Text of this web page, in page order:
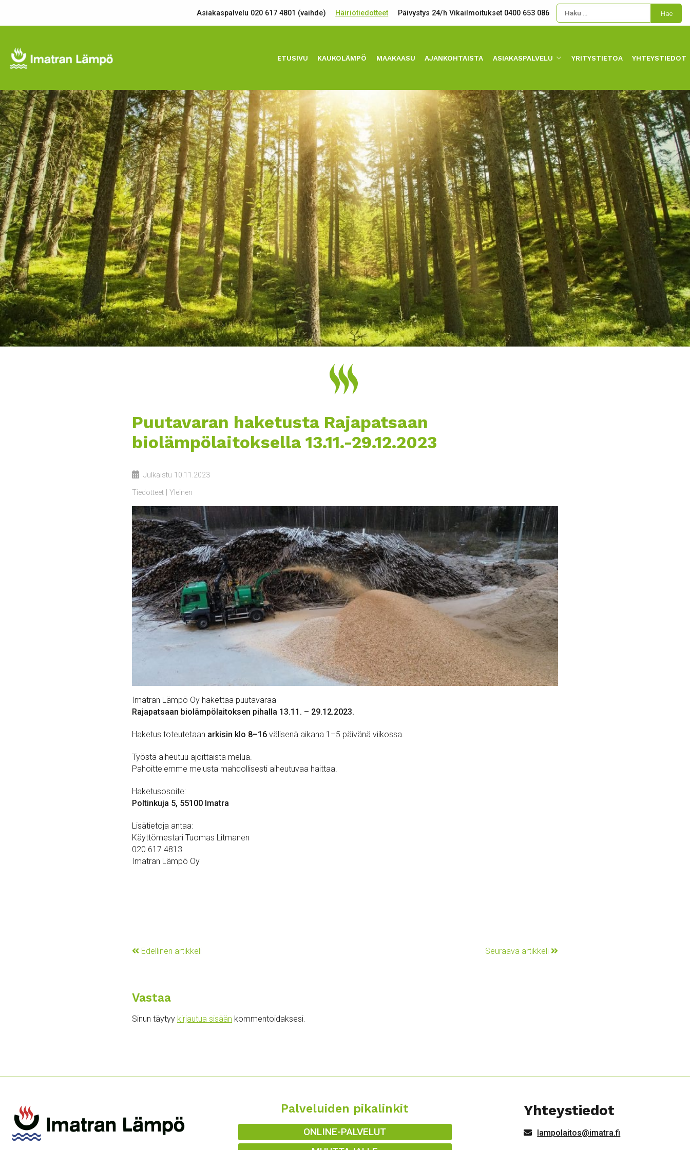
Asiakaspalvelu 020 617 4801 (vaihde) Häiriötiedotteet Päivystys 24/h Vikailmoitukset 0400 653 086
ETUSIVU KAUKOLÄMPÖ MAAKAASU AJANKOHTAISTA ASIAKASPALVELU YRITYSTIETOA YHTEYSTIEDOT
Puutavaran haketusta Rajapatsaan
biolämpölaitoksella 13.11.-29.12.2023
Julkaistu 10.11.2023
Tiedotteet Yleinen
Imatran Lämpö Oy hakettaa puutavaraa
Rajapatsaan biolämpölaitoksen pihalla 13.11. – 29.12.2023.
Haketus toteutetaan arkisin klo 8–16 välisenä aikana 1–5 päivänä viikossa.
Työstä aiheutuu ajoittaista melua.
Pahoittelemme melusta mahdollisesti aiheutuvaa haittaa.
Haketusosoite:
Poltinkuja 5, 55100 Imatra
Lisätietoja antaa:
Käyttömestari Tuomas Litmanen
020 617 4813
Imatran Lämpö Oy
Edellinen artikkeli Seuraava artikkeli
Vastaa
Sinun täytyy kirjautua sisään kommentoidaksesi.
Palveluiden pikalinkit
ONLINE-PALVELUT
Yhteystiedot
lampolaitos@imatra.fi